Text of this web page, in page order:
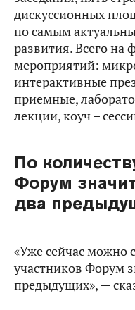
дискуссионных
по самым
развития. Всего на
мероприятий:
интерактивные
приемные,
лекции, коуч –
По
Форум
два
«Уже сейчас можно
участников Форум
предыдущих», —